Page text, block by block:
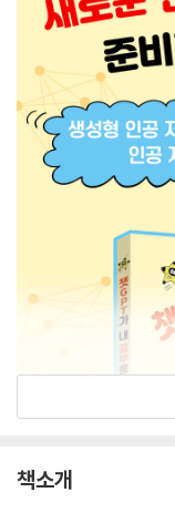
책소개